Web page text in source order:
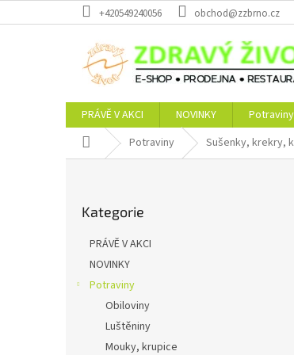
na
+420549240056 obchod@zzbrno.cz
PRÁVĚ V AKCI NOVINKY Potraviny
Domů Potraviny Sušenky, krekry,
kategorie
Kategorie
PRÁVĚ V AKCI
NOVINKY
Potraviny
Obiloviny
Luštěniny
Mouky, krupice